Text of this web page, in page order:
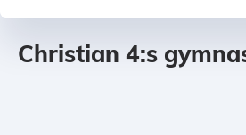
Christian 4:s